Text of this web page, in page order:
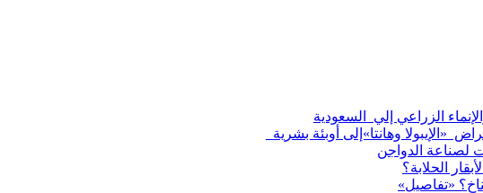
«الإيبولا وهانتا»إلى أوبئة بشرية
لصناعة الدواجن
الحلابة؟
«تفاصيل»